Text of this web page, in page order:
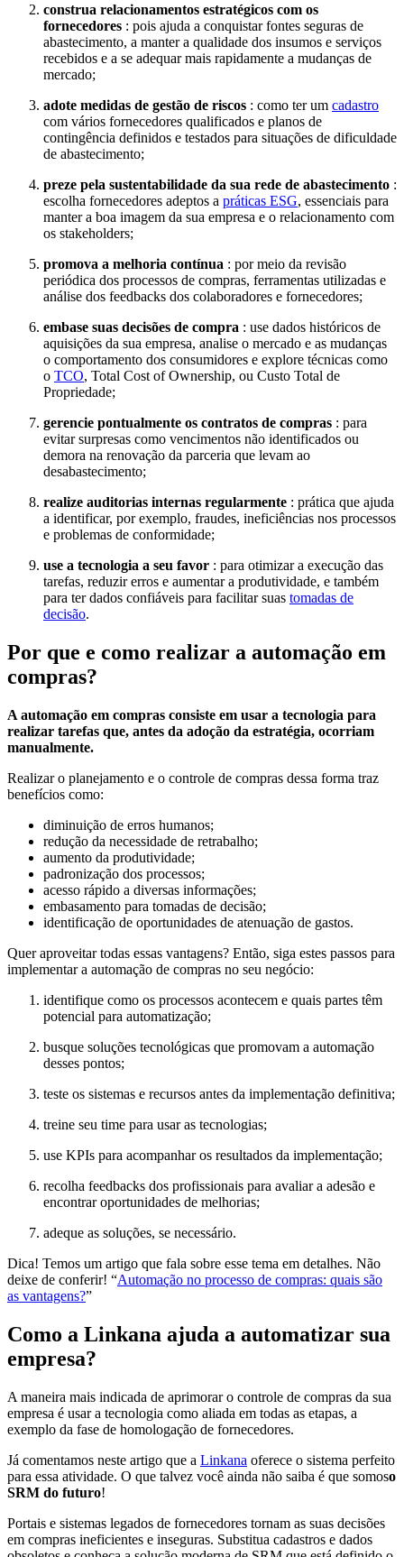
construa relacionamentos estratégicos com os
fornecedores : pois ajuda a conquistar fontes seguras de
abastecimento, a manter a qualidade dos insumos e serviços
recebidos e a se adequar mais rapidamente a mudanças de
mercado;
adote medidas de gestão de riscos : como ter um cadastro
com vários fornecedores qualificados e planos de
contingência definidos e testados para situações de dificuldade
de abastecimento;
preze pela sustentabilidade da sua rede de abastecimento :
escolha fornecedores adeptos a práticas ESG, essenciais para
manter a boa imagem da sua empresa e o relacionamento com
os stakeholders;
promova a melhoria contínua : por meio da revisão
periódica dos processos de compras, ferramentas utilizadas e
análise dos feedbacks dos colaboradores e fornecedores;
embase suas decisões de compra : use dados históricos de
aquisições da sua empresa, analise o mercado e as mudanças
o comportamento dos consumidores e explore técnicas como
o TCO, Total Cost of Ownership, ou Custo Total de
Propriedade;
gerencie pontualmente os contratos de compras : para
evitar surpresas como vencimentos não identificados ou
demora na renovação da parceria que levam ao
desabastecimento;
realize auditorias internas regularmente : prática que ajuda
a identificar, por exemplo, fraudes, ineficiências nos processos
e problemas de conformidade;
use a tecnologia a seu favor : para otimizar a execução das
tarefas, reduzir erros e aumentar a produtividade, e também
para ter dados confiáveis para facilitar suas tomadas de
decisão.
Por que e como realizar a automação em
compras?
A automação em compras consiste em usar a tecnologia para
realizar tarefas que, antes da adoção da estratégia, ocorriam
manualmente.
Realizar o planejamento e o controle de compras dessa forma traz
benefícios como:
diminuição de erros humanos;
redução da necessidade de retrabalho;
aumento da produtividade;
padronização dos processos;
acesso rápido a diversas informações;
embasamento para tomadas de decisão;
identificação de oportunidades de atenuação de gastos.
Quer aproveitar todas essas vantagens? Então, siga estes passos para
implementar a automação de compras no seu negócio:
identifique como os processos acontecem e quais partes têm
potencial para automatização;
busque soluções tecnológicas que promovam a automação
desses pontos;
teste os sistemas e recursos antes da implementação definitiva;
treine seu time para usar as tecnologias;
use KPIs para acompanhar os resultados da implementação;
recolha feedbacks dos profissionais para avaliar a adesão e
encontrar oportunidades de melhorias;
adeque as soluções, se necessário.
Dica! Temos um artigo que fala sobre esse tema em detalhes. Não
deixe de conferir! “Automação no processo de compras: quais são
as vantagens?”
Como a Linkana ajuda a automatizar sua
empresa?
A maneira mais indicada de aprimorar o controle de compras da sua
empresa é usar a tecnologia como aliada em todas as etapas, a
exemplo da fase de homologação de fornecedores.
Já comentamos neste artigo que a Linkana oferece o sistema perfeito
para essa atividade. O que talvez você ainda não saiba é que somoso
SRM do futuro!
Portais e sistemas legados de fornecedores tornam as suas decisões
em compras ineficientes e inseguras. Substitua cadastros e dados